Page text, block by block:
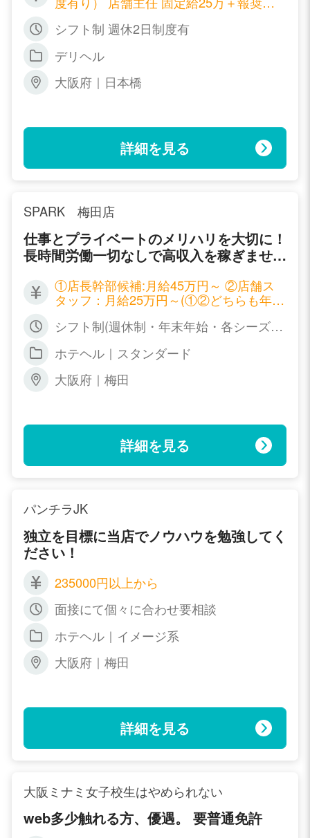
くりと教えて行き、常に時代に応じた最先
端のスキルを身につけて頂けるように致し
ております。 ですから万が一、辞められ
たとしても、どこの風俗店でも即、幹部候
補で通用する実力が貴方には身に付くかと
思います。 また、サポート体制があなた
には今後、店舗運営・スタッフ教育・集
客・マーケティングなど、 売上に直結す
る重要な業務をお任せ致します。 あなた
のアイデア・やる気が売上に反映され、給
た昇格評定は毎月実施しているので、毎月
昇格の可能性があります。 風俗店だから
こそお給料・待遇は一流企業と遜色御座い
ません。 入店わずかで早期昇格を果たし
次第で、どんどん高収入が実現のものとな
るのです。
0万円＋報奨金
シフト制 週休2日制度有
デリヘル
大阪府｜日本橋
詳細を見る
SPARK 梅田店
仕事とプライベートのメリハリを大切に！
長時間労働一切なしで高収入を稼ぎません
①店長幹部候補:月給45万円～ ②店舗ス
タッフ：月給25万円～(①②どちらも年２
1,500円(社員雇用有) ④事務スタッフ・w
円/アルバイト：時給800円～1.700円(昇
給有)
シフト制(週休制・年末年始・各シーズン
ホテヘル｜スタンダード
大阪府｜梅田
詳細を見る
パンチラJK
独立を目標に当店でノウハウを勉強してく
ださい！
235000円以上から
面接にて個々に合わせ要相談
ホテヘル｜イメージ系
大阪府｜梅田
詳細を見る
大阪ミナミ女子校生はやめられない
web多少触れる方、優遇。 要普通免許